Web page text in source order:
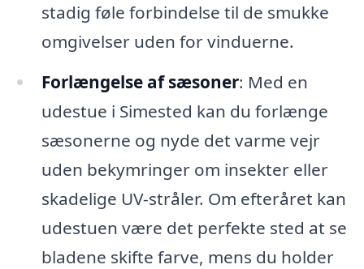
stadig føle forbindelse til de smukke
omgivelser uden for vinduerne.
Forlængelse af sæsoner: Med en
udestue i Simested kan du forlænge
sæsonerne og nyde det varme vejr
uden bekymringer om insekter eller
skadelige UV-stråler. Om efteråret kan
udestuen være det perfekte sted at se
bladene skifte farve, mens du holder